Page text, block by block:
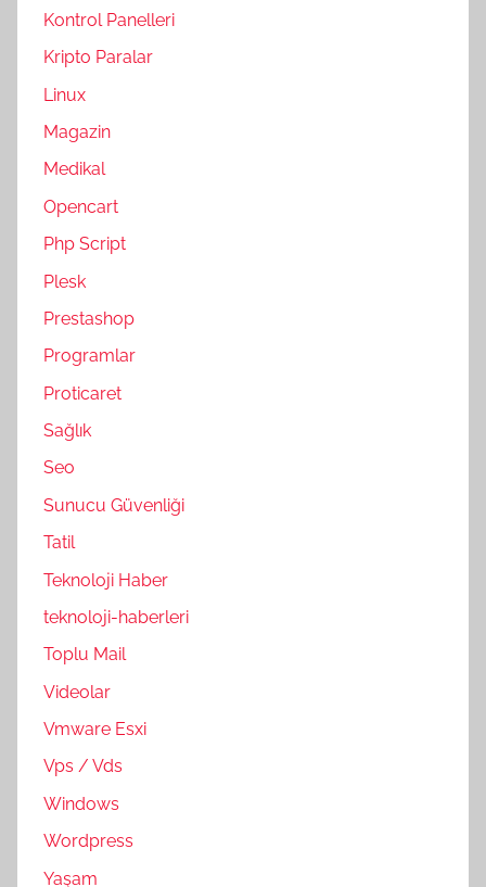
Kontrol Panelleri
Kripto Paralar
Linux
Magazin
Medikal
Opencart
Php Script
Plesk
Prestashop
Programlar
Proticaret
Sağlık
Seo
Sunucu Güvenliği
Tatil
Teknoloji Haber
teknoloji-haberleri
Toplu Mail
Videolar
Vmware Esxi
Vps / Vds
Windows
Wordpress
Yaşam